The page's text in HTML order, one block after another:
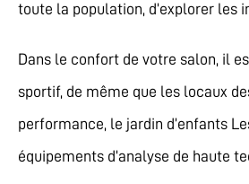
toute la population, d’explorer
Dans le confort de votre salon, il
sportif, de même que les locaux
performance, le jardin d’enfants
équipements d’analyse de haute